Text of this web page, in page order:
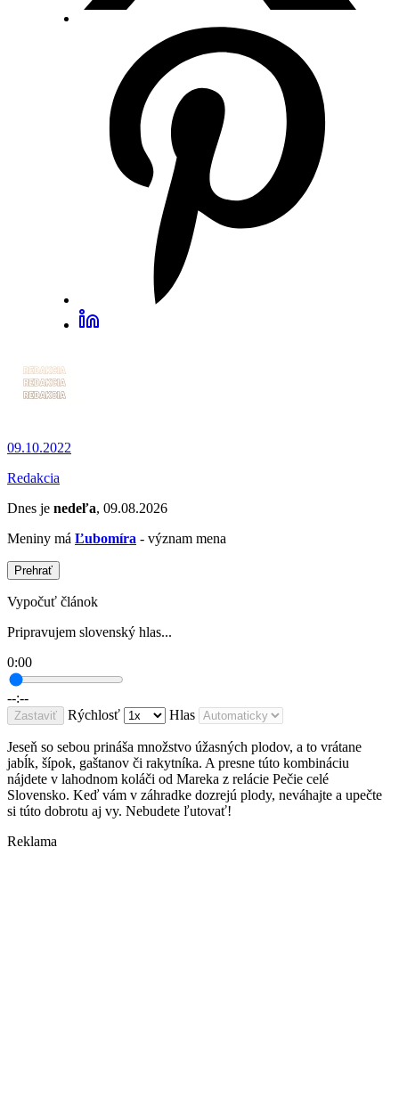
09.10.2022
Redakcia
Dnes je nedeľa, 09.08.2026
Meniny má Ľubomíra - význam mena
Prehrať
Vypočuť článok
Pripravujem slovenský hlas...
0:00
--:--
Zastaviť Rýchlosť Hlas
Jeseň so sebou prináša množstvo úžasných plodov, a to vrátane
jabĺk, šípok, gaštanov či rakytníka. A presne túto kombináciu
nájdete v lahodnom koláči od Mareka z relácie Pečie celé
Slovensko. Keď vám v záhradke dozrejú plody, neváhajte a upečte
si túto dobrotu aj vy. Nebudete ľutovať!
Reklama